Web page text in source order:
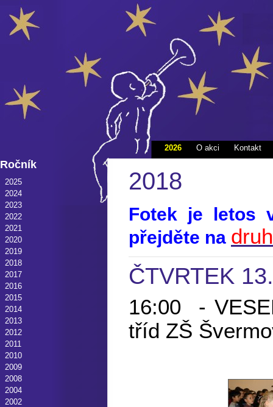
2026 O akci Kontakt
Ročník
2025
2024
2023
2022
2021
2020
2019
2018
2017
2016
2015
2014
2013
2012
2011
2010
2009
2008
2004
2002
2018
Fotek je letos
přejděte na
ČTVRTEK
16:00 -
tříd ZŠ